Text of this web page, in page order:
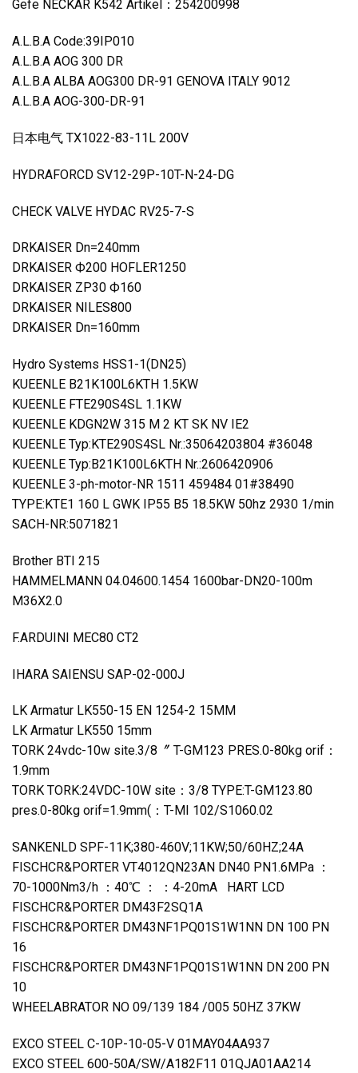
Gefe NECKAR K542 Artikel：254200998
A.L.B.A Code:39IP010
A.L.B.A AOG 300 DR
A.L.B.A ALBA AOG300 DR-91 GENOVA ITALY 9012
A.L.B.A AOG-300-DR-91
日本电气 TX1022-83-11L 200V
HYDRAFORCD SV12-29P-10T-N-24-DG
CHECK VALVE HYDAC RV25-7-S
DRKAISER Dn=240mm
DRKAISER Ф200 HOFLER1250
DRKAISER ZP30 Ф160
DRKAISER NILES800
DRKAISER Dn=160mm
Hydro Systems HSS1-1(DN25)
KUEENLE B21K100L6KTH 1.5KW
KUEENLE FTE290S4SL 1.1KW
KUEENLE KDGN2W 315 M 2 KT SK NV IE2
KUEENLE Typ:KTE290S4SL Nr.:35064203804 #36048
KUEENLE Typ:B21K100L6KTH Nr.:2606420906
KUEENLE 3-ph-motor-NR 1511 459484 01#38490
TYPE:KTE1 160 L GWK IP55 B5 18.5KW 50hz 2930 1/min
SACH-NR:5071821
Brother BTI 215
HAMMELMANN 04.04600.1454 1600bar-DN20-100m
M36X2.0
F.ARDUINI MEC80 CT2
IHARA SAIENSU SAP-02-000J
LK Armatur LK550-15 EN 1254-2 15MM
LK Armatur LK550 15mm
TORK 24vdc-10w site.3/8〞 T-GM123 PRES.0-80kg orif：
1.9mm
TORK TORK:24VDC-10W site：3/8 TYPE:T-GM123.80
pres.0-80kg orif=1.9mm(：T-MI 102/S1060.02
SANKENLD SPF-11K;380-460V;11KW;50/60HZ;24A
FISCHCR&PORTER VT4012QN23AN DN40 PN1.6MPa ：
70-1000Nm3/h ：40℃ ： ：4-20mA HART LCD
FISCHCR&PORTER DM43F2SQ1A
FISCHCR&PORTER DM43NF1PQ01S1W1NN DN 100 PN
16
FISCHCR&PORTER DM43NF1PQ01S1W1NN DN 200 PN
10
WHEELABRATOR NO 09/139 184 /005 50HZ 37KW
EXCO STEEL C-10P-10-05-V 01MAY04AA937
EXCO STEEL 600-50A/SW/A182F11 01QJA01AA214